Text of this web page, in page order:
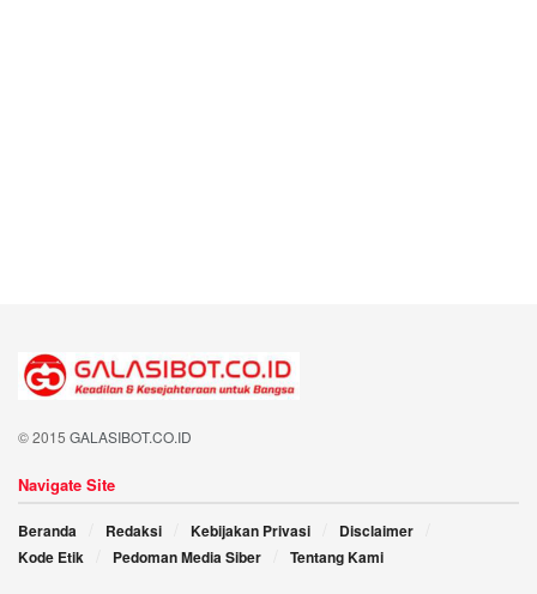
© 2015 GALASIBOT.CO.ID
Navigate Site
Beranda Redaksi Kebijakan Privasi
Disclaimer
Kode Etik
Pedoman Media Siber Tentang Kami